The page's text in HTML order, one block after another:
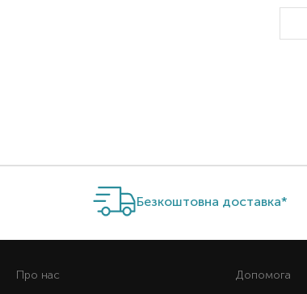
Безкоштовна доставка*
Про нас
Допомога